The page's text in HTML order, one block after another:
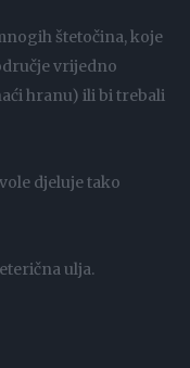
štetočina, koje
vrijedno
hranu) ili bi trebali
djeluje tako
ulja.